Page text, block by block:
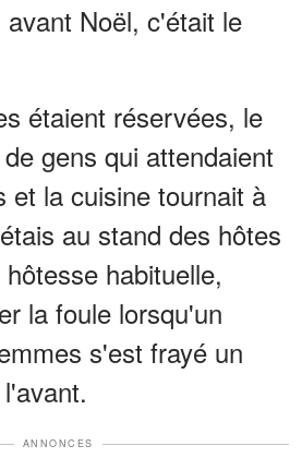
Noël, c'était le
étaient réservées, le
gens qui attendaient
et la cuisine tournait à
au stand des hôtes
habituelle,
la foule lorsqu'un
s'est frayé un
ANNONCES